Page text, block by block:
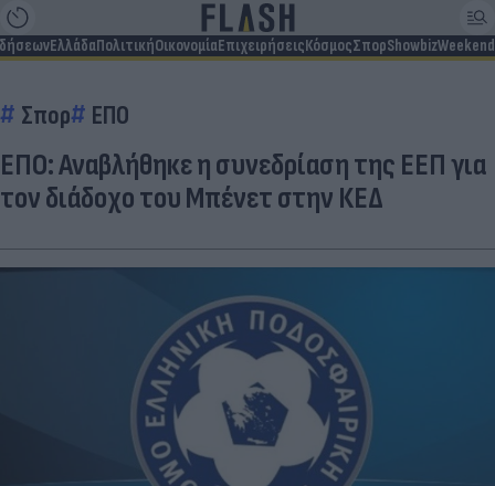
ΕλλάδαΠολιτικήΟικονομίαΕπιχειρήσειςΚόσμοςΣπορShowbizWeekend
Σπορ ΕΠΟ
ΕΠΟ: Αναβλήθηκε η συνεδρίαση της ΕΕΠ για
τον διάδοχο του Μπένετ στην ΚΕΔ